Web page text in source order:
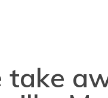
take